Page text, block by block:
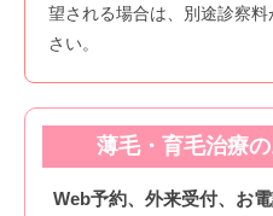
望される場合は、別途診察
さい。
薄毛・育毛治療
Web予約、外来受付、お